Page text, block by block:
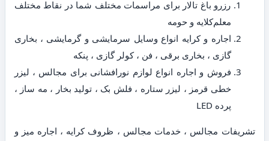
رزرو باغ تالار برای مراسمات مختلف شما در نقاط مختلف
معلم‌کلایه و حومه
اجاره و کرایه انواع وسایل سرمایشی و گرمایشی ، بخاری
گازی ، بخاری برقی ، فن ، کولر گازی ، پنکه
فروش و اجاره انواع لوازم نورافشانی برای مجالس ، لیزر
خطی قرمز ، لیزر ستاره ، فلش بک ، تولید بخار ، مه ساز ،
پرده LED
تشریفات مجالس ، خدمات مجالس ، ظروف کرایه ، اجاره میز و